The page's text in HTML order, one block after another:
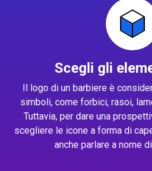
Scegli gli
Il logo di un barbiere è
simboli, come forbici, rasoi,
Tuttavia, per dare una
scegliere le icone a forma di
anche parlare a nome